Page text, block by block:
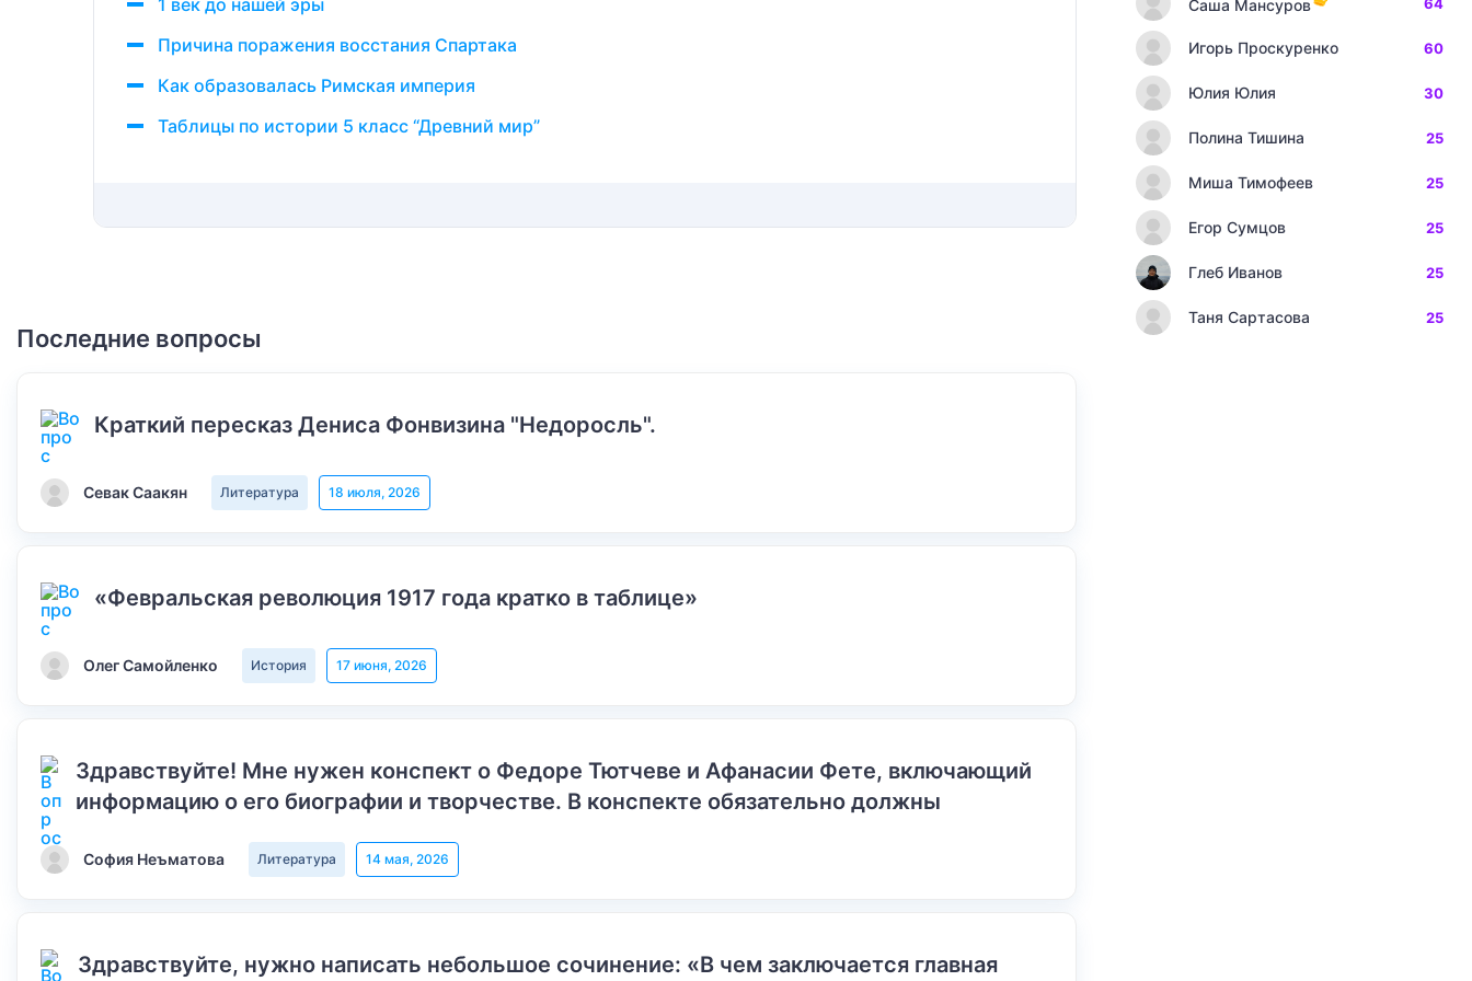
1 век до нашей эры
Причина поражения восстания Спартака
Как образовалась Римская империя
Таблицы по истории 5 класс “Древний мир”
Последние вопросы
Краткий пересказ Дениса Фонвизина "Недоросль".
Севак Саакян Литература 18 июля, 2026
«Февральская революция 1917 года кратко в таблице»
Олег Самойленко История 17 июня, 2026
Здравствуйте! Мне нужен конспект о Федоре Тютчеве и Афанасии Фете, включающий
информацию о его биографии и творчестве. В конспекте обязательно должны
София Неъматова Литература 14 мая, 2026
Здравствуйте, нужно написать небольшое сочинение: «В чем заключается главная
Саша Мансуров
Игорь Проскуренко 60
Юлия Юлия 30
Полина Тишина 25
Миша Тимофеев 25
Егор Сумцов 25
Глеб Иванов 25
Таня Сартасова 25